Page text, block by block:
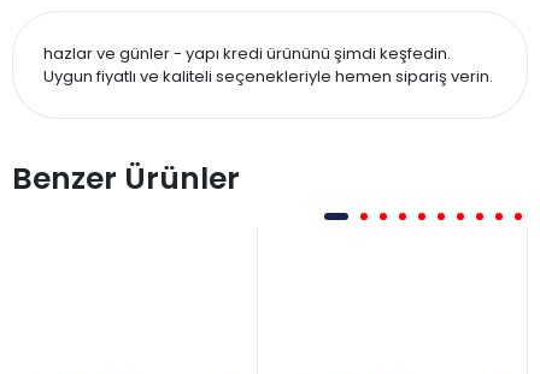
hazlar ve günler - yapı kredi ürününü şimdi keşfedin.
Uygun fiyatlı ve kaliteli seçenekleriyle hemen sipariş verin.
Benzer Ürünler